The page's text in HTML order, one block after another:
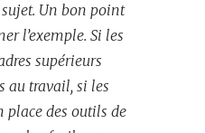
Un bon point
l’exemple. Si les
supérieurs
au travail, si les
place des outils de